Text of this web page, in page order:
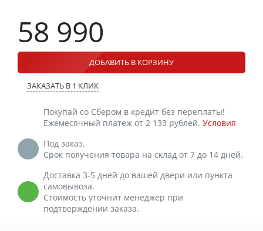
58 990
ДОБАВИТЬ В КОРЗИНУ
ЗАКАЗАТЬ В 1 КЛИК
Покупай со Сбером в кредит без переплаты!
Ежемесячный платеж от 2 133 рублей. Условия
Под заказ.
Срок получения товара на склад от 7 до 14 дней.
Доставка 3-5 дней до вашей двери или пункта
самовывоза.
Стоимость уточнит менеджер при
подтверждении заказа.